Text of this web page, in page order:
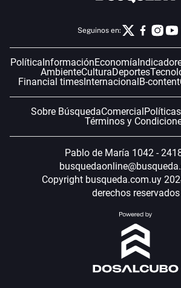
Seguinos en:
Política InformaciónEconomía
AmbienteCulturaDeportes
Financial timesInternacional B-content
Sobre BúsquedaComercial
Términos y
Pablo de María 1042 -
Copyright busqueda.com.uy
derechos reservados